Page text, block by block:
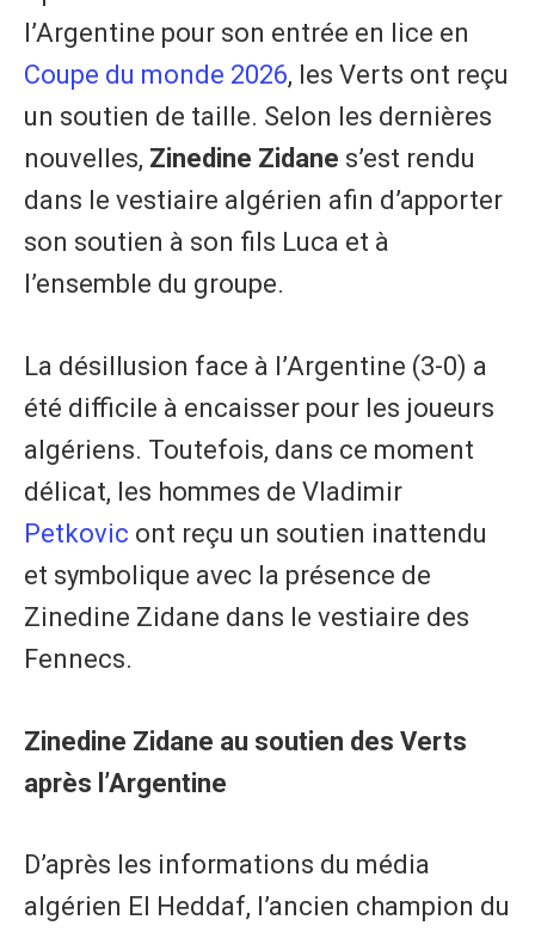
l’Argentine pour son entrée en lice en
Coupe du monde 2026, les Verts ont reçu
un soutien de taille. Selon les dernières
nouvelles, Zinedine Zidane s’est rendu
dans le vestiaire algérien afin d’apporter
son soutien à son fils Luca et à
l’ensemble du groupe.
La désillusion face à l’Argentine (3-0) a
été difficile à encaisser pour les joueurs
algériens. Toutefois, dans ce moment
délicat, les hommes de Vladimir
Petkovic ont reçu un soutien inattendu
et symbolique avec la présence de
Zinedine Zidane dans le vestiaire des
Fennecs.
Zinedine Zidane au soutien des Verts
après l’Argentine
D’après les informations du média
algérien El Heddaf, l’ancien champion du